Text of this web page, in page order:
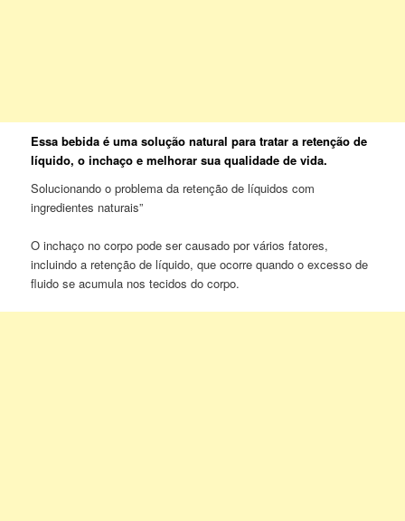
Essa bebida é uma solução natural para tratar a retenção de
líquido, o inchaço e melhorar sua qualidade de vida.
Solucionando o problema da retenção de líquidos com
ingredientes naturais”
O inchaço no corpo pode ser causado por vários fatores,
incluindo a retenção de líquido, que ocorre quando o excesso de
fluido se acumula nos tecidos do corpo.